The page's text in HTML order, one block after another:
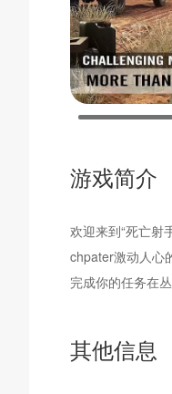
游戏简介
欢迎来到“死亡射
chpater激动人心
完成你的任务在
其他信息